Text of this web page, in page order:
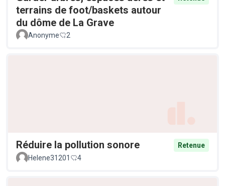
terrains de foot/baskets autour
du dôme de La Grave
Anonyme 2
Réduire la pollution sonore
Retenue
Helene31201
4